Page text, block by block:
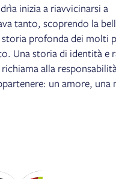
inizia a riavvicinarsi a
tanto, scoprendo la
profonda dei molti
Una storia di identità e
alla
un amore, una